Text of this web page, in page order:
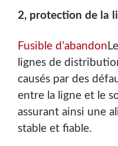
2, protection de la
Fusible d’abandon
lignes de
causés par des
entre la ligne et le
assurant ainsi une
stable et fiable.